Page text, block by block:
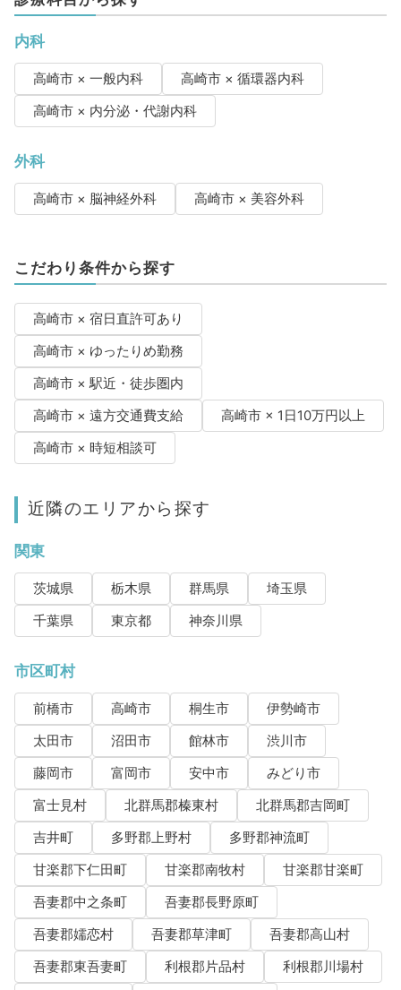
内科
高崎市 × 一般内科
高崎市 × 循環器内科
高崎市 × 内分泌・代謝内科
外科
高崎市 × 脳神経外科 高崎市 × 美容外科
こだわり条件から探す
高崎市 × 宿日直許可あり
高崎市 × ゆったりめ勤務
高崎市 × 駅近・徒歩圏内
高崎市 × 遠方交通費支給
高崎市 × 1日10万円以上
高崎市 × 時短相談可
近隣のエリアから探す
関東
茨城県 栃木県 群馬県
埼玉県
千葉県
東京都 神奈川県
市区町村
前橋市 高崎市 桐生市
伊勢崎市
太田市
沼田市 館林市
渋川市
藤岡市
富岡市 安中市
みどり市
富士見村
北群馬郡榛東村
北群馬郡吉岡町
吉井町
多野郡上野村
多野郡神流町
甘楽郡下仁田町
甘楽郡南牧村
甘楽郡甘楽町
吾妻郡中之条町
吾妻郡長野原町
吾妻郡嬬恋村
吾妻郡草津町
吾妻郡高山村
吾妻郡東吾妻町
利根郡片品村
利根郡川場村